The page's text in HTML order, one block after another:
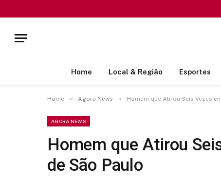
Home Local & Região Esportes
Home » Agora News » Homem que Atirou Seis Vezes
AGORA NEWS
Homem que Atirou
de São Paulo